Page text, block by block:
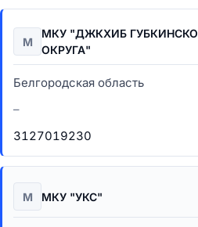
М
МКУ "ДЖКХИБ
ОКРУГА"
Белгородская область
–
3127019230
М МКУ "УКС"